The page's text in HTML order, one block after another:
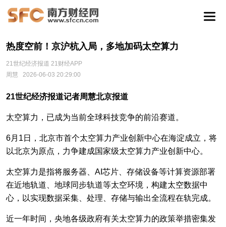
热度空前！京沪杭入局，多地加码太空算力
21世纪经济报道 21财经APP
周慧
2026-06-03 20:29:00
21世纪经济报道记者周慧北京报道
太空算力‌，已成为当前全球科技竞争的前沿赛道。
6月1日，北京市首个太空算力产业创新中心在海淀成立，将
以北京为原点，力争建成国家级太空算力产业创新中心。
太空算力是指将服务器、AI芯片、存储设备等计算资源部署
在近地轨道、地球同步轨道等太空环境，构建太空数据中
心，以实现数据采集、处理、存储与输出全流程在轨完成。
近一年时间，央地各级政府有关太空算力的政策举措密集发